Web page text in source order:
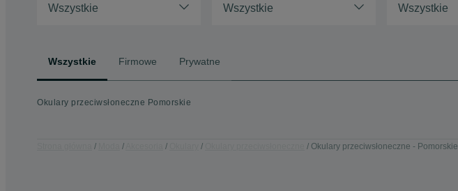
Wszystkie Wszystkie Wszystkie
Wszystkie Firmowe Prywatne
Okulary przeciwsłoneczne Pomorskie
Okulary przeciwsłoneczne - Pomorskie